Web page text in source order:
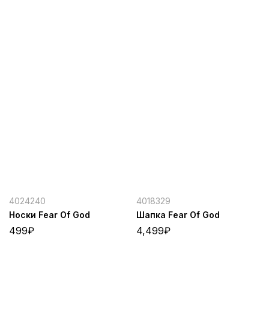
4024240
Носки Fear Of God
499₽
4018329
Шапка Fear Of God
4,499₽